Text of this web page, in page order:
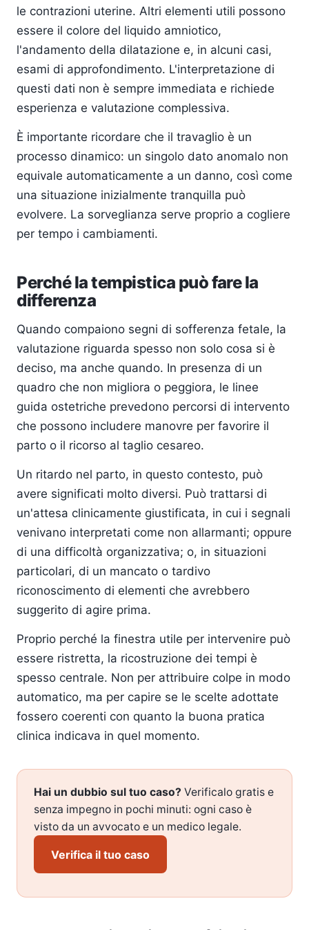
le contrazioni uterine. Altri elementi utili possono
essere il colore del liquido amniotico,
l'andamento della dilatazione e, in alcuni casi,
esami di approfondimento. L'interpretazione di
questi dati non è sempre immediata e richiede
esperienza e valutazione complessiva.
È importante ricordare che il travaglio è un
processo dinamico: un singolo dato anomalo non
equivale automaticamente a un danno, così come
una situazione inizialmente tranquilla può
evolvere. La sorveglianza serve proprio a cogliere
per tempo i cambiamenti.
Perché la tempistica può fare la
differenza
Quando compaiono segni di sofferenza fetale, la
valutazione riguarda spesso non solo cosa si è
deciso, ma anche quando. In presenza di un
quadro che non migliora o peggiora, le linee
guida ostetriche prevedono percorsi di intervento
che possono includere manovre per favorire il
parto o il ricorso al taglio cesareo.
Un ritardo nel parto, in questo contesto, può
avere significati molto diversi. Può trattarsi di
un'attesa clinicamente giustificata, in cui i segnali
venivano interpretati come non allarmanti; oppure
di una difficoltà organizzativa; o, in situazioni
particolari, di un mancato o tardivo
riconoscimento di elementi che avrebbero
suggerito di agire prima.
Proprio perché la finestra utile per intervenire può
essere ristretta, la ricostruzione dei tempi è
spesso centrale. Non per attribuire colpe in modo
automatico, ma per capire se le scelte adottate
fossero coerenti con quanto la buona pratica
clinica indicava in quel momento.
Hai un dubbio sul tuo caso? Verificalo gratis e
senza impegno in pochi minuti: ogni caso è
visto da un avvocato e un medico legale.
Verifica il tuo caso